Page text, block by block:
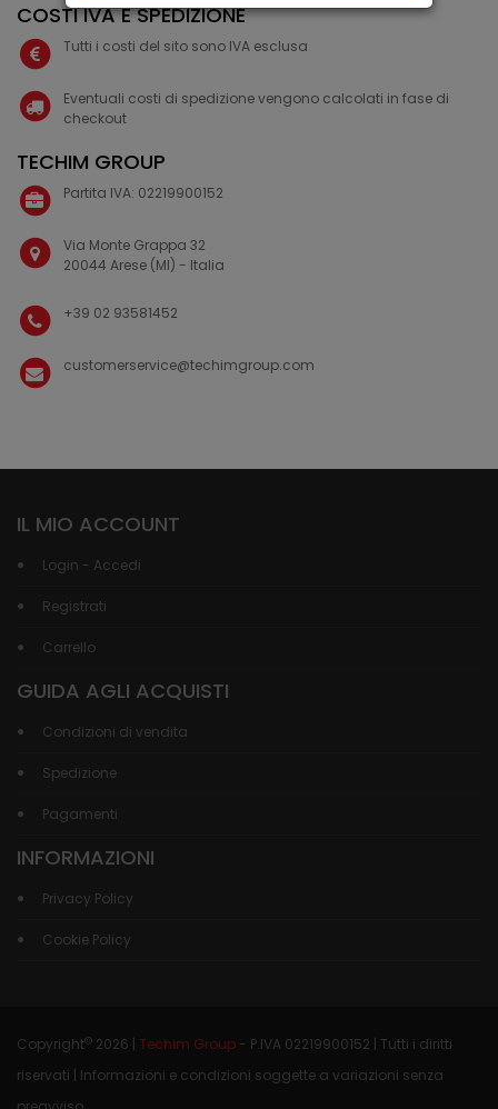
COSTI IVA E SPEDIZIONE
Tutti i costi del sito sono IVA esclusa
Eventuali costi di spedizione vengono calcolati in fase di
checkout
TECHIM GROUP
Partita IVA: 02219900152
Via Monte Grappa 32
20044 Arese (MI) - Italia
+39 02 93581452
customerservice@techimgroup.com
IL MIO ACCOUNT
Login - Accedi
Registrati
Carrello
GUIDA AGLI ACQUISTI
Condizioni di vendita
Spedizione
Pagamenti
INFORMAZIONI
Privacy Policy
Cookie Policy
Copyright© 2026 | Techim Group - P.IVA 02219900152 | Tutti i diritti
riservati | Informazioni e condizioni soggette a variazioni senza